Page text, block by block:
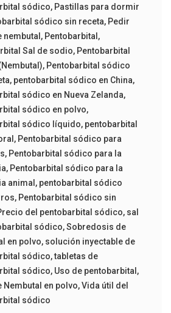
sódico, Pastillas para dormir
sódico sin receta, Pedir
nembutal , Pentobarbital ,
Sal de sodio, Pentobarbital
, Pentobarbital sódico
, pentobarbital sódico en China,
sódico en Nueva Zelanda,
sódico en polvo,
sódico líquido, pentobarbital
, Pentobarbital sódico para
, Pentobarbital sódico para la
, Pentobarbital sódico para la
animal , pentobarbital sódico
, Pentobarbital sódico sin
del pentobarbital sódico, sal
sódico,Sobredosis de
en polvo, solución inyectable de
sódico,tabletas de
sódico, Uso de pentobarbital ,
Nembutal en polvo,Vida útil del
sódico